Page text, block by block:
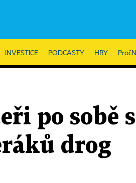
INVESTICE PODCASTY HRY
po
drog